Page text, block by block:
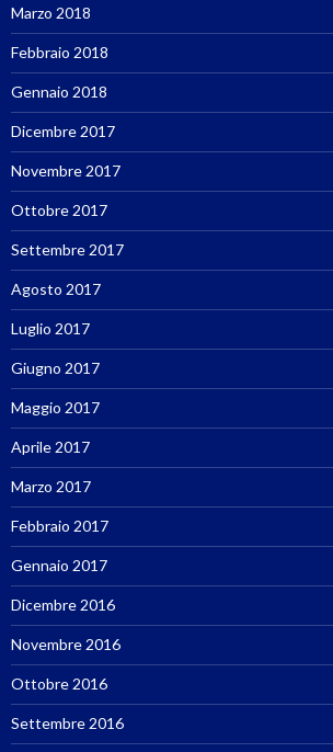
Marzo 2018
Febbraio 2018
Gennaio 2018
Dicembre 2017
Novembre 2017
Ottobre 2017
Settembre 2017
Agosto 2017
Luglio 2017
Giugno 2017
Maggio 2017
Aprile 2017
Marzo 2017
Febbraio 2017
Gennaio 2017
Dicembre 2016
Novembre 2016
Ottobre 2016
Settembre 2016